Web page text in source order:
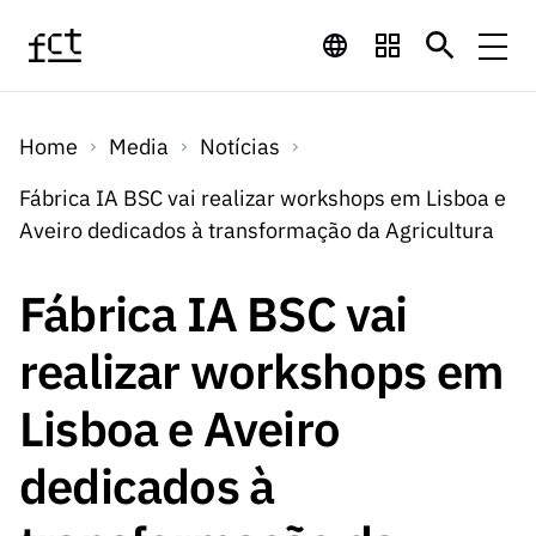
Financiamento
Programas de
Financiamento
Internacional
Prémios
LINKS
RÁPIDOS
Computaç
Emprego
Concursos
Concursos Previstos
Concursos Fechados
Calendário de
Concursos FCT 2026
LINKS
RÁPIDOS
Bolsas
Serviços
ServiçosServiços digitais:
Tecnologia para o
Conhecimento
Media
MediaNotícias
Notas de Imprensa
Sobre
Home Media
Notícias
Fábrica IA BSC vai realizar workshops em Lisboa e
Aveiro dedicados à transformação da Agricultura
Fábrica IA BSC vai
realizar workshops em
Lisboa e Aveiro
dedicados à